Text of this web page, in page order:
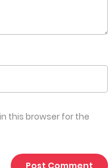
this browser for the